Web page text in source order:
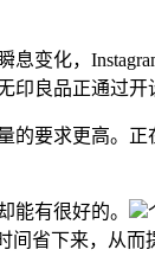
化，
印良品正通过
要求更高。正
有很好的。
间省下来，从